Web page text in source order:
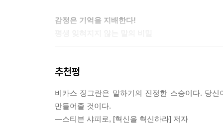
이다”를 인용했다. 실험 결과를 설명하기 위해 우
--- 본문 중에서
감정은 기억을 지배한다!
알뜰한 쇼핑을 위해 장보기 전 사야 할 것들의
떠올리면 당시 일이 생생히 기억난다. 충격적
이처럼 사람들은 9.11 같은 대형 참사를 잊지 못
어떤 일은 쉽게 잊혀지고, 어떤 일은 잊으려 노력
추천평
비카스 징그란은 말하기의 진정한 스승이다. 당
만들어줄 것이다.
―스티븐 샤피로, [혁신을 혁신하라] 저자